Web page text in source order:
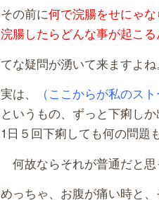
その前に何で浣腸をせにゃな
浣腸したらどんな事が起こる
てな疑問が湧いて来ますよね。
実は、
（ここからが私のスト
というもの、ずっと下痢しか
1日５回下痢しても何の問題
何故ならそれが普通だと思
めっちゃ、お腹が痛い時と、